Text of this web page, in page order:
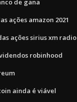
de gana
ações amazon 2021
ações sirius xm radio
robinhood
ainda é viável